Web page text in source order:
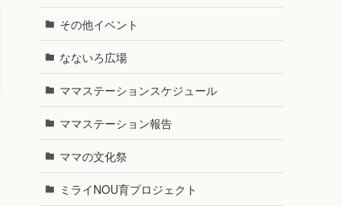
その他イベント
なないろ広場
ママステーションスケジュール
ママステーション報告
ママの文化祭
ミライNOU育プロジェクト